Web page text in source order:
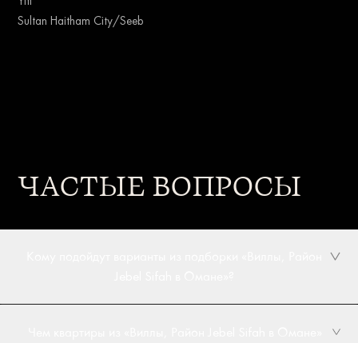
Sultan Haitham City/Seeb
ЧАСТЫЕ ВОПРОСЫ